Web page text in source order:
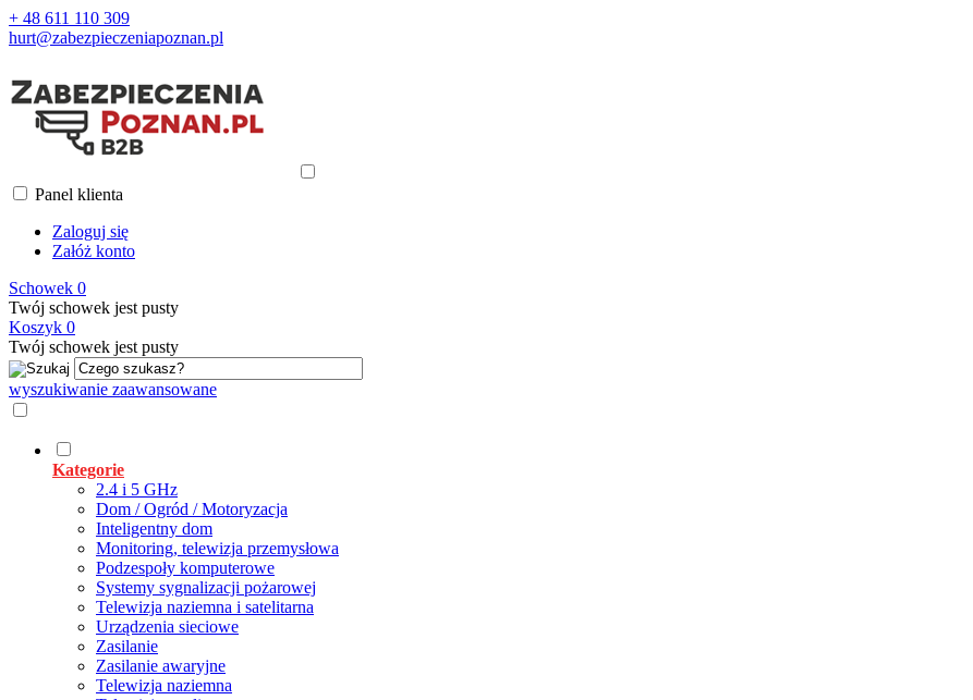
+ 48 611 110 309
hurt@zabezpieczeniapoznan.pl
Panel klienta
Zaloguj się
Załóż konto
Schowek 0
Twój schowek jest pusty
Koszyk 0
Twój schowek jest pusty
wyszukiwanie zaawansowane
Kategorie
2.4 i 5 GHz
Dom / Ogród / Motoryzacja
Inteligentny dom
Monitoring, telewizja przemysłowa
Podzespoły komputerowe
Systemy sygnalizacji pożarowej
Telewizja naziemna i satelitarna
Urządzenia sieciowe
Zasilanie
Zasilanie awaryjne
Telewizja naziemna